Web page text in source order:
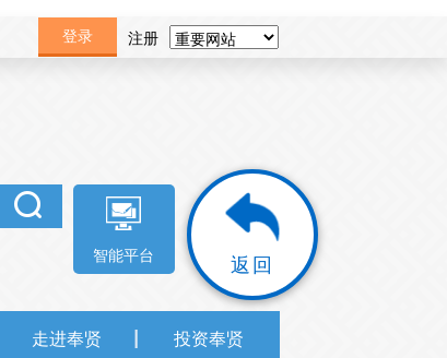
返回
登录 注册
智能平台
走进奉贤 投资奉贤